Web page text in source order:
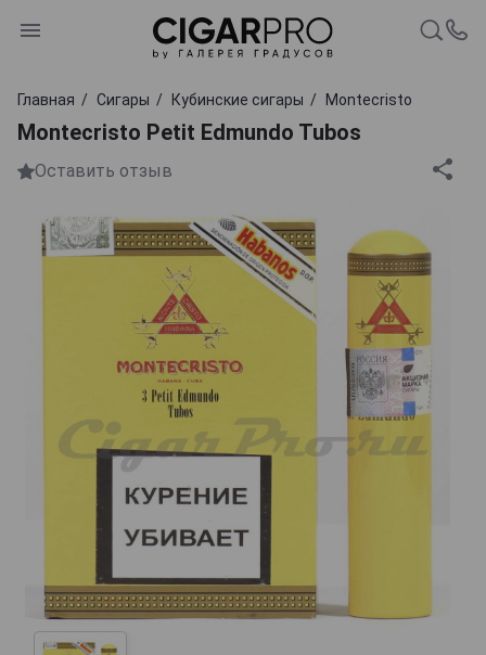
Главная Сигары Кубинские сигары Montecristo
Montecristo Petit Edmundo Tubos
Оставить отзыв